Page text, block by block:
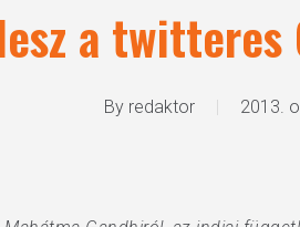
a
By redaktor 2013.